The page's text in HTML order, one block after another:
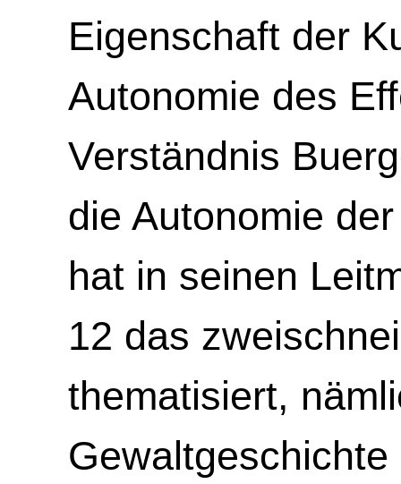
Eigenschaft der
Autonomie des
Verständnis
die Autonomie
hat in seinen
12 das
thematisiert,